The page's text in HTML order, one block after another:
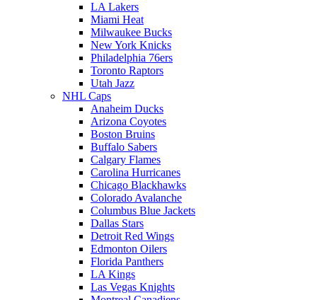
LA Lakers
Miami Heat
Milwaukee Bucks
New York Knicks
Philadelphia 76ers
Toronto Raptors
Utah Jazz
NHL Caps
Anaheim Ducks
Arizona Coyotes
Boston Bruins
Buffalo Sabers
Calgary Flames
Carolina Hurricanes
Chicago Blackhawks
Colorado Avalanche
Columbus Blue Jackets
Dallas Stars
Detroit Red Wings
Edmonton Oilers
Florida Panthers
LA Kings
Las Vegas Knights